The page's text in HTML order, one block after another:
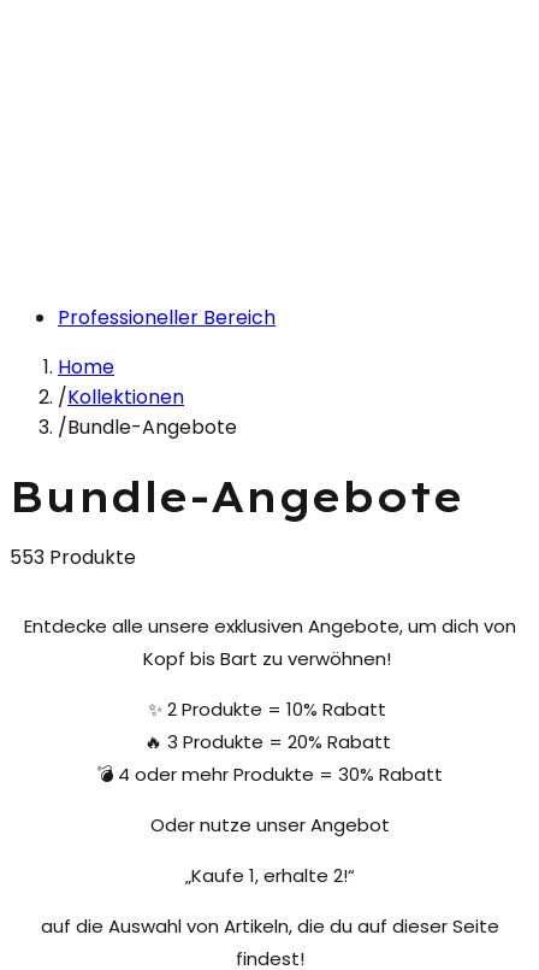
Professioneller Bereich
Home
/Kollektionen
/Bundle-Angebote
Bundle-Angebote
553 Produkte
Entdecke alle unsere exklusiven Angebote, um dich von
Kopf bis Bart zu verwöhnen!
✨2 Produkte = 10% Rabatt
🔥 3 Produkte = 20% Rabatt
💣 4 oder mehr Produkte = 30% Rabatt
Oder nutze unser Angebot
„Kaufe 1, erhalte 2!“
auf die Auswahl von Artikeln, die du auf dieser Seite
findest!